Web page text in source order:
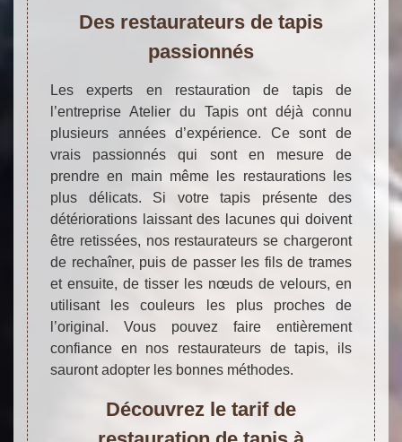
Des restaurateurs de tapis
passionnés
Les experts en restauration de tapis de
l’entreprise Atelier du Tapis ont déjà connu
plusieurs années d’expérience. Ce sont de
vrais passionnés qui sont en mesure de
prendre en main même les restaurations les
plus délicats. Si votre tapis présente des
détériorations laissant des lacunes qui doivent
être retissées, nos restaurateurs se chargeront
de rechaîner, puis de passer les fils de trames
et ensuite, de tisser les nœuds de velours, en
utilisant les couleurs les plus proches de
l’original. Vous pouvez faire entièrement
confiance en nos restaurateurs de tapis, ils
sauront adopter les bonnes méthodes.
Découvrez le tarif de